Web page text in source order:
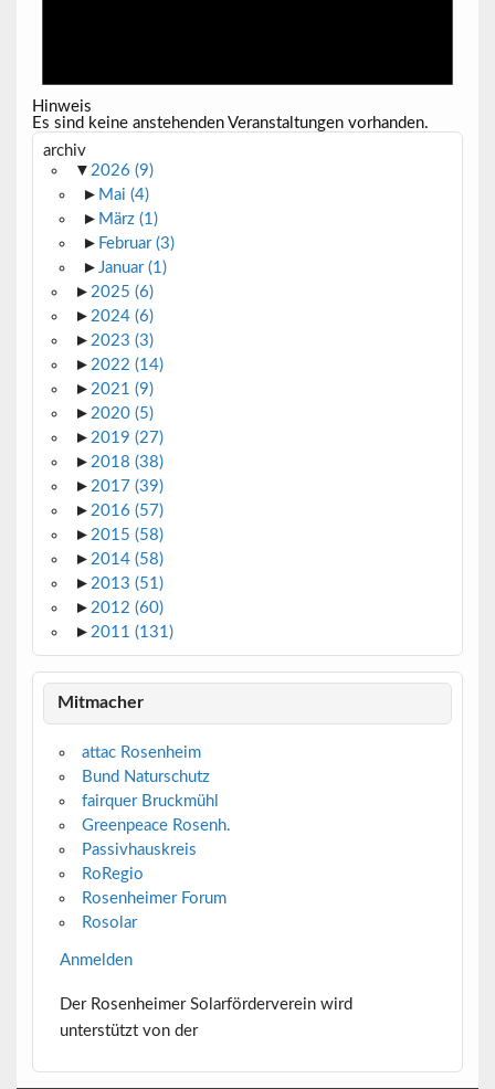
Hinweis
Es sind keine anstehenden Veranstaltungen vorhanden.
archiv
▼ 2026 (9)
► Mai(4)
► März(1)
► Februar(3)
► Januar(1)
► 2025 (6)
► 2024 (6)
► 2023 (3)
► 2022 (14)
► 2021 (9)
► 2020 (5)
► 2019 (27)
► 2018 (38)
► 2017 (39)
► 2016 (57)
► 2015 (58)
► 2014 (58)
► 2013 (51)
► 2012 (60)
► 2011 (131)
Mitmacher
attac Rosenheim
Bund Naturschutz
fairquer Bruckmühl
Greenpeace Rosenh.
Passivhauskreis
RoRegio
Rosenheimer Forum
Rosolar
Anmelden
Der Rosenheimer Solarförderverein wird
unterstützt von der